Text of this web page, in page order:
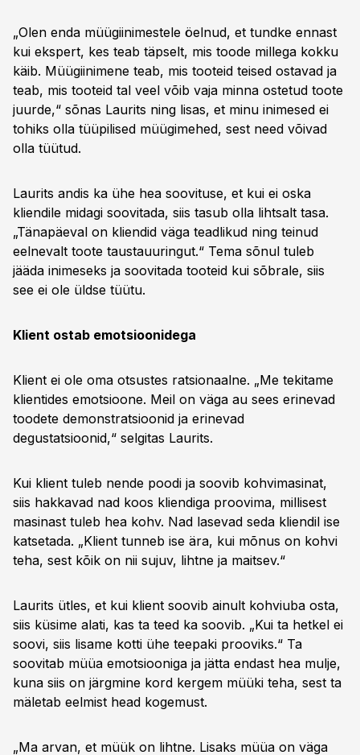
„Olen enda müügiinimestele öelnud, et tundke ennast
kui ekspert, kes teab täpselt, mis toode millega kokku
käib. Müügiinimene teab, mis tooteid teised ostavad ja
teab, mis tooteid tal veel võib vaja minna ostetud toote
juurde,“ sõnas Laurits ning lisas, et minu inimesed ei
tohiks olla tüüpilised müügimehed, sest need võivad
olla tüütud.
Laurits andis ka ühe hea soovituse, et kui ei oska
kliendile midagi soovitada, siis tasub olla lihtsalt tasa.
„Tänapäeval on kliendid väga teadlikud ning teinud
eelnevalt toote taustauuringut.“ Tema sõnul tuleb
jääda inimeseks ja soovitada tooteid kui sõbrale, siis
see ei ole üldse tüütu.
Klient ostab emotsioonidega
Klient ei ole oma otsustes ratsionaalne. „Me tekitame
klientides emotsioone. Meil on väga au sees erinevad
toodete demonstratsioonid ja erinevad
degustatsioonid,“ selgitas Laurits.
Kui klient tuleb nende poodi ja soovib kohvimasinat,
siis hakkavad nad koos kliendiga proovima, millisest
masinast tuleb hea kohv. Nad lasevad seda kliendil ise
katsetada. „Klient tunneb ise ära, kui mõnus on kohvi
teha, sest kõik on nii sujuv, lihtne ja maitsev.“
Laurits ütles, et kui klient soovib ainult kohviuba osta,
siis küsime alati, kas ta teed ka soovib. „Kui ta hetkel ei
soovi, siis lisame kotti ühe teepaki prooviks.“ Ta
soovitab müüa emotsiooniga ja jätta endast hea mulje,
kuna siis on järgmine kord kergem müüki teha, sest ta
mäletab eelmist head kogemust.
„Ma arvan, et müük on lihtne. Lisaks müüa on väga